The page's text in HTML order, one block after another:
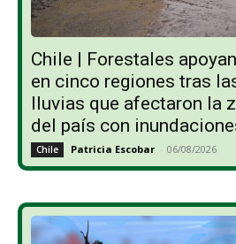
Chile | Forestales
en cinco regiones tras
lluvias que afectaron la
del país con
Chile Patricia Escobar - 06/08/2026